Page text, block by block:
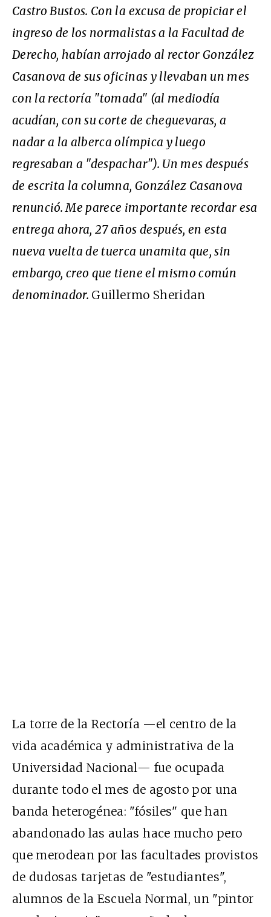
Castro Bustos. Con la excusa de propiciar el
ingreso de los normalistas a la Facultad de
Derecho, habían arrojado al rector González
Casanova de sus oficinas y llevaban un mes
con la rectoría "tomada" (al mediodía
acudían, con su corte de cheguevaras, a
nadar a la alberca olímpica y luego
regresaban a "despachar"). Un mes después
de escrita la columna, González Casanova
renunció. Me parece importante recordar esa
entrega ahora, 27 años después, en esta
nueva vuelta de tuerca unamita que, sin
embargo, creo que tiene el mismo común
denominador. Guillermo Sheridan
La torre de la Rectoría —el centro de la
vida académica y administrativa de la
Universidad Nacional— fue ocupada
durante todo el mes de agosto por una
banda heterogénea: "fósiles" que han
abandonado las aulas hace mucho pero
que merodean por las facultades provistos
de dudosas tarjetas de "estudiantes",
alumnos de la Escuela Normal, un "pintor